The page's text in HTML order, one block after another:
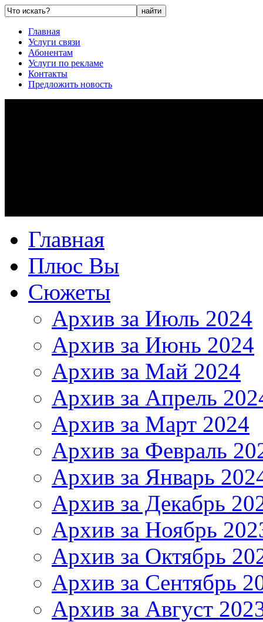
Главная
Услуги связи
Абонентам
Услуги по рекламе
Контакты
Предложить новость
Главная
Плюс Вы
Сюжеты
Архив за Июль 2024
Архив за Июнь 2024
Архив за Май 2024
Архив за Апрель
Архив за Март 2024
Архив за Февраль
Архив за Январь
Архив за Декабрь
Архив за Ноябрь
Архив за Октябрь
Архив за Сентябрь
Архив за Август